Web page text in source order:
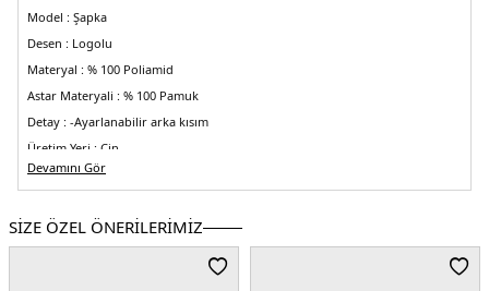
Model : Şapka
Desen : Logolu
Materyal : % 100 Poliamid
Astar Materyali : % 100 Pamuk
Detay : -Ayarlanabilir arka kısım
Üretim Yeri : Çin
5DE1XM000810AF13342UC001.07
Devamını Gör
SİZE ÖZEL ÖNERİLERİMİZ